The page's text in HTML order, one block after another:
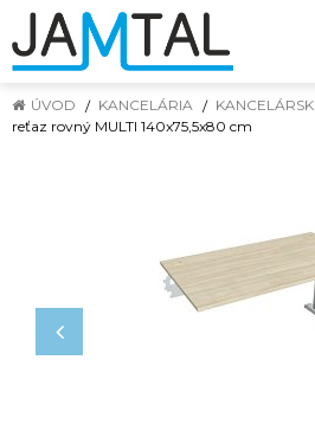
ÚVOD KANCELÁRIA
reťaz rovný MULTI 140x75,5x80 cm